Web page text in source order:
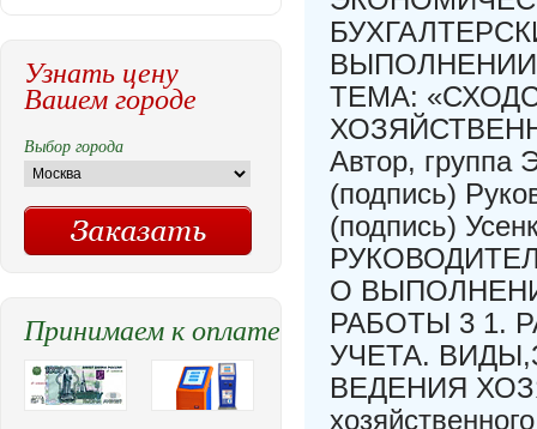
ТЕМА:
Автор, группа
(подпись)
(подпись)
О
РАБОТЫ 3 1.
УЧЕТА.
ВЕДЕНИЯ
Узнать цену
Вашем городе
Выбор города
Принимаем к оплате